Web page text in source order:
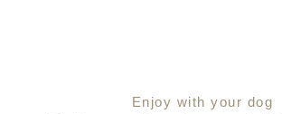
Enjoy with your dog